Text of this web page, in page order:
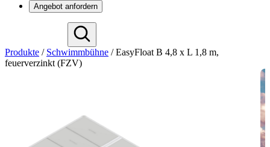
Angebot anfordern
English
Español
Produkte / Schwimmbühne /EasyFloat B 4,8 x L 1,8 m,
feuerverzinkt (FZV)